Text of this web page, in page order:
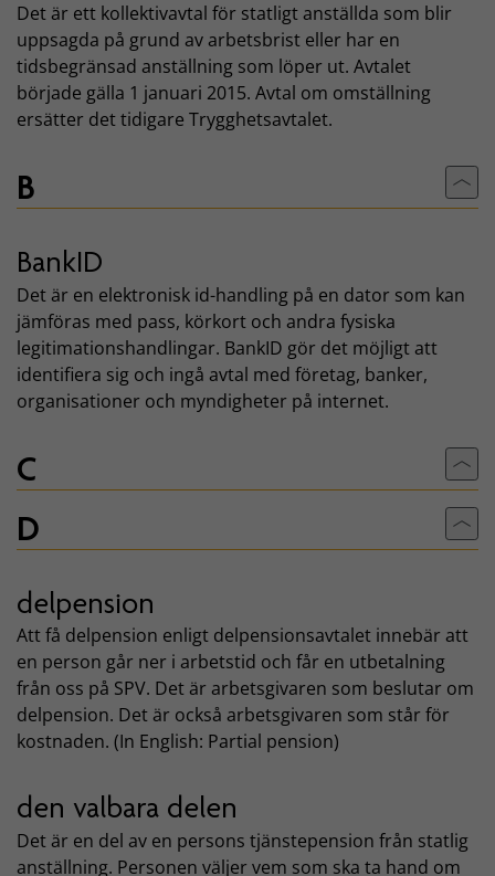
Det är ett kollektivavtal för statligt anställda som blir
uppsagda på grund av arbetsbrist eller har en
tidsbegränsad anställning som löper ut. Avtalet
började gälla 1 januari 2015. Avtal om omställning
ersätter det tidigare Trygghetsavtalet.
B Till
BankID
Det är en elektronisk id-handling på en dator som kan
jämföras med pass, körkort och andra fysiska
legitimationshandlingar. BankID gör det möjligt att
identifiera sig och ingå avtal med företag, banker,
organisationer och myndigheter på internet.
C Till
D Till
delpension
Att få delpension enligt delpensionsavtalet innebär att
en person går ner i arbetstid och får en utbetalning
från oss på SPV. Det är arbetsgivaren som beslutar om
delpension. Det är också arbetsgivaren som står för
kostnaden. (In English: Partial pension)
den valbara delen
Det är en del av en persons tjänstepension från statlig
anställning. Personen väljer vem som ska ta hand om